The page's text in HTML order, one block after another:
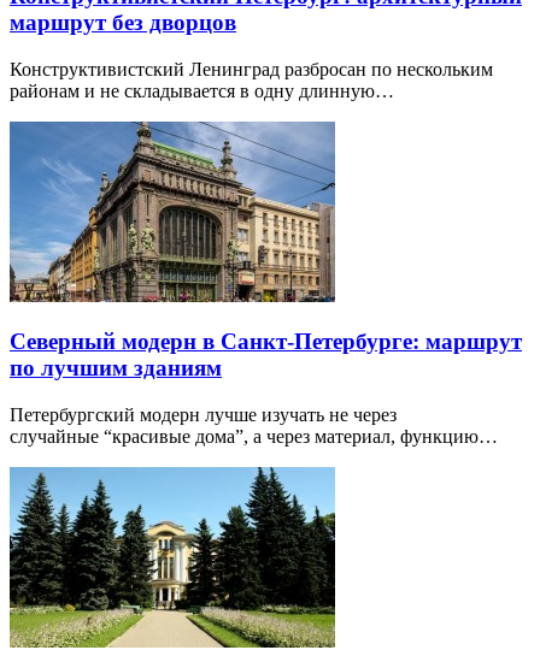
маршрут без дворцов
Конструктивистский Ленинград разбросан по нескольким
районам и не складывается в одну длинную…
Северный модерн в Санкт-Петербурге: маршрут
по лучшим зданиям
Петербургский модерн лучше изучать не через
случайные “красивые дома”, а через материал, функцию…